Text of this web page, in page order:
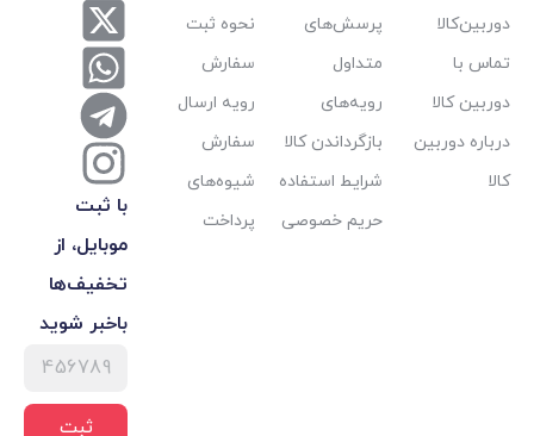
پرسش‌های
متداول
رویه‌های
بازگرداندن کالا
شرایط استفاده
نحوه ثبت
سفارش
رویه ارسال
سفارش
شیوه‌های
پرداخت